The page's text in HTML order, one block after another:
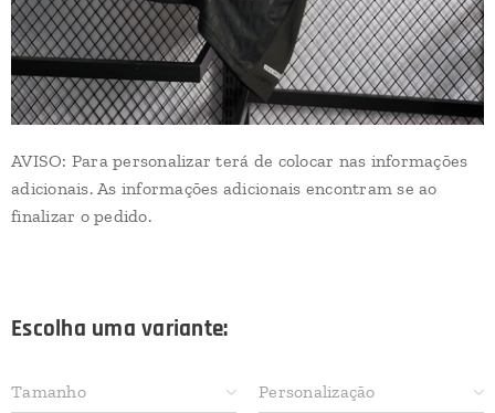
AVISO: Para personalizar terá de colocar nas informações
adicionais. As informações adicionais encontram se ao
finalizar o pedido.
Escolha uma variante:
Tamanho Personalização